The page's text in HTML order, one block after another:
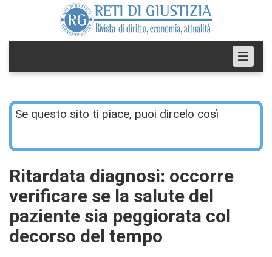
Se questo sito ti piace, puoi dircelo così
Ritardata diagnosi: occorre
verificare se la salute del
paziente sia peggiorata col
decorso del tempo